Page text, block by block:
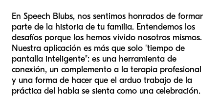
En Speech Blubs, nos sentimos honrados de formar
parte de la historia de tu familia. Entendemos los
desafíos porque los hemos vivido nosotros mismos.
Nuestra aplicación es más que solo "tiempo de
pantalla inteligente": es una herramienta de
conexión, un complemento a la terapia profesional
y una forma de hacer que el arduo trabajo de la
práctica del habla se sienta como una celebración.